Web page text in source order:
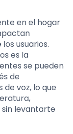
en el hogar
usuarios.
es la
se pueden
de
voz, lo que
levantarte